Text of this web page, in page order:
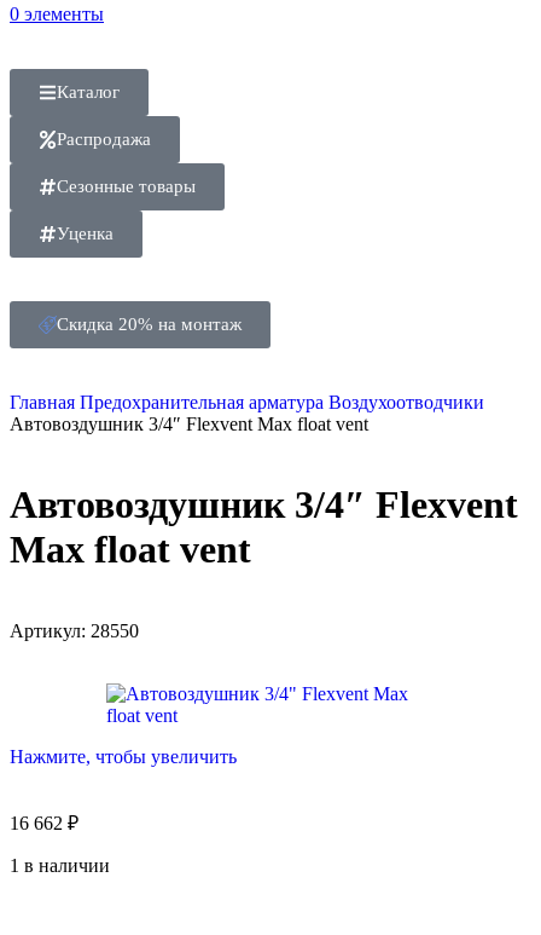
0 элементы
Каталог
Распродажа
Сезонные товары
Уценка
Скидка 20% на монтаж
Главная Предохранительная арматура Воздухоотводчики
Автовоздушник 3/4″ Flexvent Max float vent
Автовоздушник 3/4″ Flexvent
Max float vent
Артикул: 28550
Нажмите, чтобы увеличить
16 662 ₽
1 в наличии